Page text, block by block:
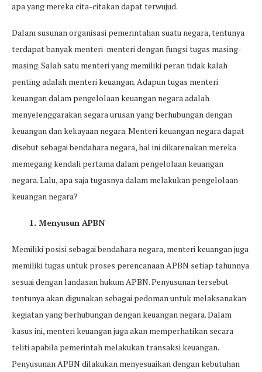
apa yang mereka cita-citakan dapat terwujud.
Dalam susunan organisasi pemerintahan suatu negara, tentunya
terdapat banyak menteri-menteri dengan fungsi tugas masing-
masing. Salah satu menteri yang memiliki peran tidak kalah
penting adalah menteri keuangan. Adapun tugas menteri
keuangan dalam pengelolaan keuangan negara adalah
menyelenggarakan segara urusan yang berhubungan dengan
keuangan dan kekayaan negara. Menteri keuangan negara dapat
disebut sebagai bendahara negara, hal ini dikarenakan mereka
memegang kendali pertama dalam pengelolaan keuangan
negara. Lalu, apa saja tugasnya dalam melakukan pengelolaan
keuangan negara?
1. Menyusun APBN
Memiliki posisi sebagai bendahara negara, menteri keuangan juga
memiliki tugas untuk proses perencanaan APBN setiap tahunnya
sesuai dengan landasan hukum APBN. Penyusunan tersebut
tentunya akan digunakan sebagai pedoman untuk melaksanakan
kegiatan yang berhubungan dengan keuangan negara. Dalam
kasus ini, menteri keuangan juga akan memperhatikan secara
teliti apabila pemerintah melakukan transaksi keuangan.
Penyusunan APBN dilakukan menyesuaikan dengan kebutuhan